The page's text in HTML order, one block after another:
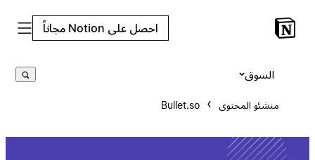
احصل على Notion مجاناً
منشئو المحتوى Bullet.so